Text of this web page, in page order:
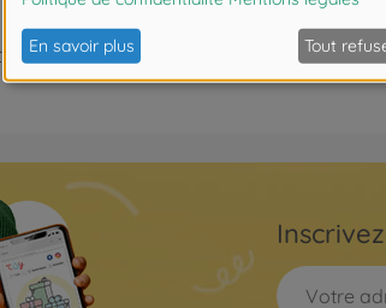
de moins de 3 ans. Risque